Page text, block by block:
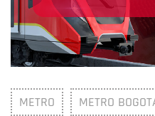
METRO METRO